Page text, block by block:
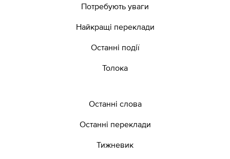
Потребують уваги
Найкращі переклади
Останні події
Толока
Останні слова
Останні переклади
Тижневик